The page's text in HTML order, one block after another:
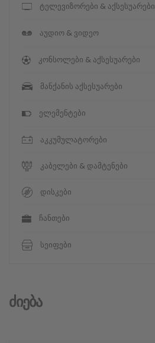
ტელევიზორები & აქსესუარები
აუდიო & ვიდეო
კონსოლები & აქსესუარები
მანქანის აქსესუარები
ელემენტები
აკკუმულატორები
კაბელები & დამტენები
დისკები
ჩანთები
სეიფები
Ძიება